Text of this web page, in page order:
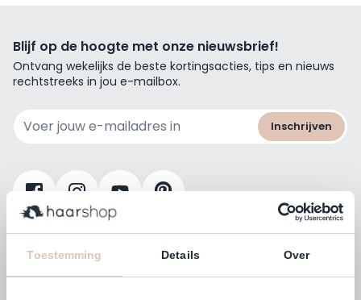
Toestemming Details Over
Blijf op de hoogte met onze nieuwsbrief!
Ontvang wekelijks de beste kortingsacties, tips en nieuws
rechtstreeks in jou e-mailbox.
Inschrijven
4,77 (38.000+)